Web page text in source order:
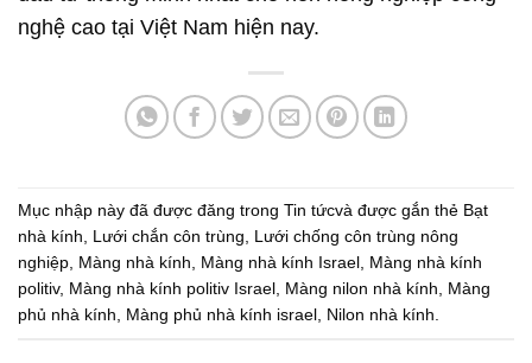
nghệ cao tại Việt Nam hiện nay.
Mục nhập này đã được đăng trong Tin tứcvà được gắn thẻ Bạt
nhà kính, Lưới chắn côn trùng, Lưới chống côn trùng nông
nghiệp, Màng nhà kính, Màng nhà kính Israel, Màng nhà kính
politiv, Màng nhà kính politiv Israel, Màng nilon nhà kính, Màng
phủ nhà kính, Màng phủ nhà kính israel, Nilon nhà kính.